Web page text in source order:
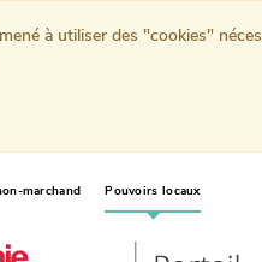
marchand Pouvoirs locaux(current)
à utiliser des "cookies"